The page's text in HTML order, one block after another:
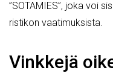
”SOTAMIES”, joka voi
ristikon vaatimuksista.
Vinkkejä